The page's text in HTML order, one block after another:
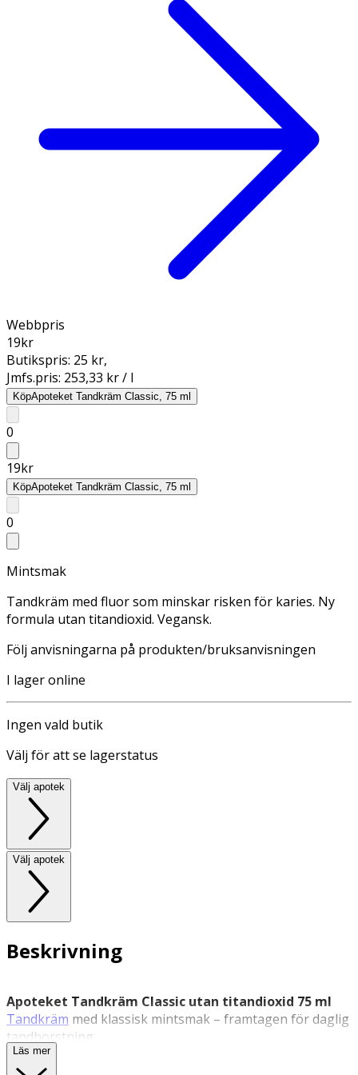
Webbpris
19kr
Butikspris: 25 kr,
Jmfs.pris: 253,33 kr / l
KöpApoteket Tandkräm Classic, 75 ml
0
19kr
KöpApoteket Tandkräm Classic, 75 ml
0
Mintsmak
Tandkräm med fluor som minskar risken för karies. Ny
formula utan titandioxid. Vegansk.
Följ anvisningarna på produkten/bruksanvisningen
I lager online
Ingen vald butik
Välj för att se lagerstatus
Välj apotek
Välj apotek
Beskrivning
Apoteket Tandkräm Classic utan titandioxid 75 ml
Tandkräm med klassisk mintsmak – framtagen för daglig
tandborstning.
Apoteket Tandkräm Classic är en fluortandkräm utan
Läs mer